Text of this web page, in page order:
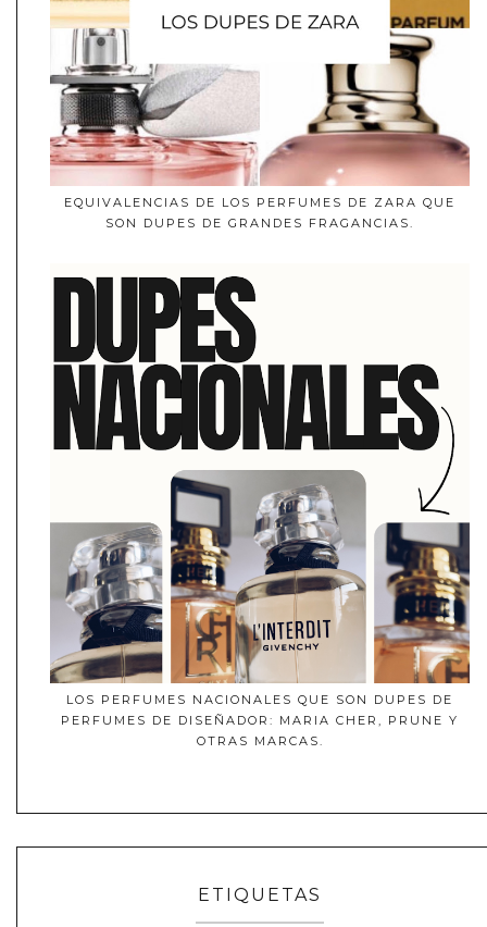
EQUIVALENCIAS DE LOS PERFUMES DE ZARA QUE
SON DUPES DE GRANDES FRAGANCIAS.
LOS PERFUMES NACIONALES QUE SON DUPES DE
PERFUMES DE DISEÑADOR: MARIA CHER, PRUNE Y
OTRAS MARCAS.
ETIQUETAS